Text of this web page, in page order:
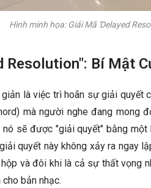
Hình minh họa: Giải Mã 'Delayed
Resolution": Bí Mật
là việc trì hoãn sự giải quyết
mà người nghe đang mong
sẽ được "giải quyết" bằng
quyết này không xảy ra ngay
và đôi khi là cả sự thất vọng
bản nhạc.